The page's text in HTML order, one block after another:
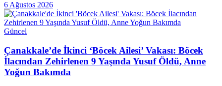
6 Ağustos 2026
Güncel
Çanakkale’de İkinci ‘Böcek Ailesi’ Vakası: Böcek
İlacından Zehirlenen 9 Yaşında Yusuf Öldü, Anne
Yoğun Bakımda